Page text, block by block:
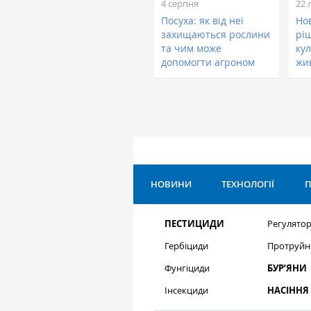
4 серпня
Посуха: як від неї
захищаються рослини
та чим може
допомогти агроном
22
НОВИНИ ТЕХНОЛОГІЇ
ПЕСТИЦИДИ
Гербіциди
Фунгіциди
Інсекциди
БУР’ЯНИ
НАСІННЯ